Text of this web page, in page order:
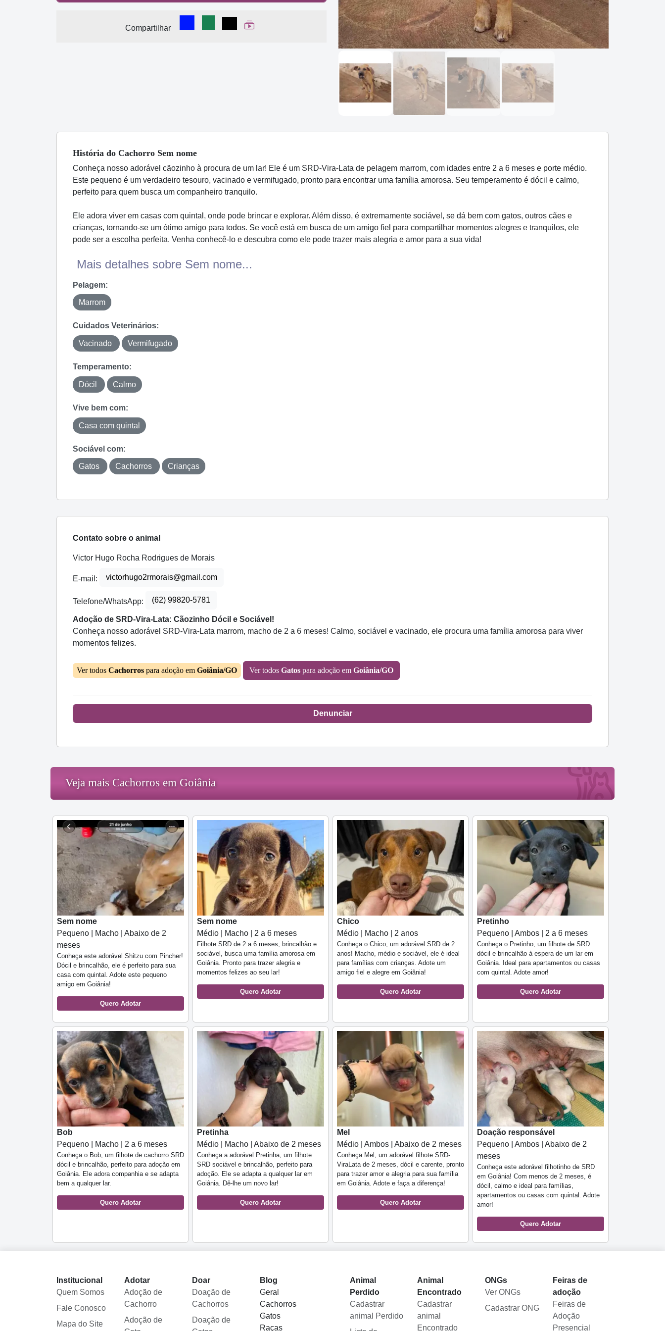
Compartilhar
Compartilhar no Facebook
Compartilhar no WhatsApp
Compartilhar
Ver Web Story
História do Cachorro Sem nome
Conheça nosso adorável cãozinho à procura de um lar! Ele é um SRD-Vira-Lata de pelagem marrom, com idades entre 2 a 6 meses e porte médio.
Este pequeno é um verdadeiro tesouro, vacinado e vermifugado, pronto para encontrar uma família amorosa. Seu temperamento é dócil e calmo,
perfeito para quem busca um companheiro tranquilo.
Ele adora viver em casas com quintal, onde pode brincar e explorar. Além disso, é extremamente sociável, se dá bem com gatos, outros cães e
crianças, tornando-se um ótimo amigo para todos. Se você está em busca de um amigo fiel para compartilhar momentos alegres e tranquilos, ele
pode ser a escolha perfeita. Venha conhecê-lo e descubra como ele pode trazer mais alegria e amor para a sua vida!
Mais detalhes sobre Sem nome...
Pelagem:
Marrom
Cuidados Veterinários:
Vacinado Vermifugado
Temperamento:
Dócil Calmo
Vive bem com:
Casa com quintal
Sociável com:
Gatos Cachorros Crianças
Contato sobre o animal
Victor Hugo Rocha Rodrigues de Morais
E-mail: victorhugo2rmorais@gmail.com
Telefone/WhatsApp: (62) 99820-5781
Adoção de SRD-Vira-Lata: Cãozinho Dócil e Sociável!
Conheça nosso adorável SRD-Vira-Lata marrom, macho de 2 a 6 meses! Calmo, sociável e vacinado, ele procura uma família amorosa para viver
momentos felizes.
Ver todos Cachorros para adoção em Goiânia/GO Ver todos Gatos para adoção em Goiânia/GO
Denunciar
Veja mais Cachorros em Goiânia
Sem nome
Pequeno | Macho | Abaixo de 2
meses
Conheça este adorável Shitzu com Pincher!
Dócil e brincalhão, ele é perfeito para sua
casa com quintal. Adote este pequeno
amigo em Goiânia!
Quero Adotar
Sem nome
Médio | Macho | 2 a 6 meses
Filhote SRD de 2 a 6 meses, brincalhão e
sociável, busca uma família amorosa em
Goiânia. Pronto para trazer alegria e
momentos felizes ao seu lar!
Quero Adotar
Chico
Médio | Macho | 2 anos
Conheça o Chico, um adorável SRD de 2
anos! Macho, médio e sociável, ele é ideal
para famílias com crianças. Adote um
amigo fiel e alegre em Goiânia!
Quero Adotar
Pretinho
Pequeno | Ambos | 2 a 6 meses
Conheça o Pretinho, um filhote de SRD
dócil e brincalhão à espera de um lar em
Goiânia. Ideal para apartamentos ou casas
com quintal. Adote amor!
Quero Adotar
Bob
Pequeno | Macho | 2 a 6 meses
Conheça o Bob, um filhote de cachorro SRD
dócil e brincalhão, perfeito para adoção em
Goiânia. Ele adora companhia e se adapta
bem a qualquer lar.
Quero Adotar
Pretinha
Médio | Macho | Abaixo de 2 meses
Conheça a adorável Pretinha, um filhote
SRD sociável e brincalhão, perfeito para
adoção. Ele se adapta a qualquer lar em
Goiânia. Dê-lhe um novo lar!
Quero Adotar
Mel
Médio | Ambos | Abaixo de 2 meses
Conheça Mel, um adorável filhote SRD-
ViraLata de 2 meses, dócil e carente, pronto
para trazer amor e alegria para sua família
em Goiânia. Adote e faça a diferença!
Quero Adotar
Doação responsável
Pequeno | Ambos | Abaixo de 2
meses
Conheça este adorável filhotinho de SRD
em Goiânia! Com menos de 2 meses, é
dócil, calmo e ideal para famílias,
apartamentos ou casas com quintal. Adote
amor!
Quero Adotar
Institucional
Quem Somos
Fale Conosco
Mapa do Site
Adotar
Adoção de
Cachorro
Adoção de
Doar
Doação de
Cachorros
Doação de
Blog
Geral
Cachorros
Gatos
Raças
Animal
Perdido
Cadastrar
animal Perdido
Animal
Encontrado
Cadastrar
animal
Encontrado
ONGs
Ver ONGs
Cadastrar ONG
Feiras de
adoção
Feiras de
Adoção
Presencial